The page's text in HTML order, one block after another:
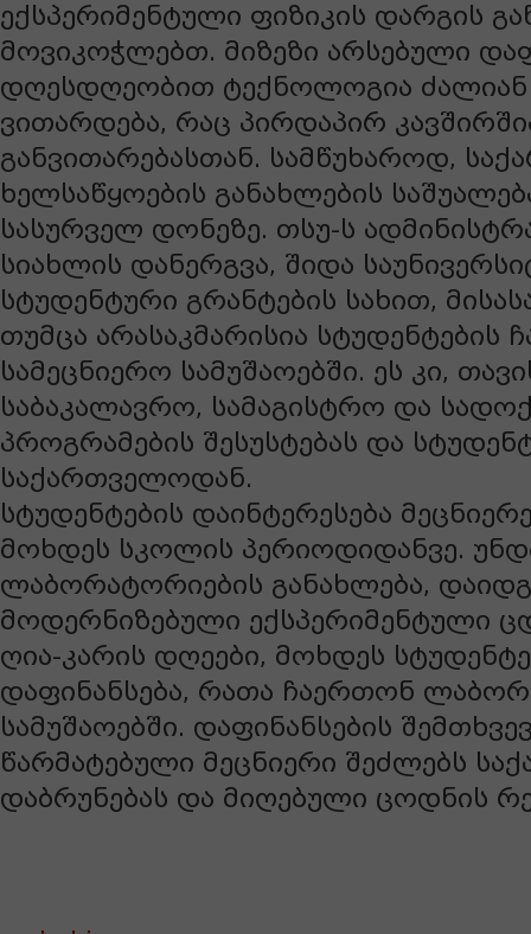
ექსპერიმენტული ფიზიკის დარგის
მოვიკოჭლებთ. მიზეზი არსებული
დღესდღეობით ტექნოლოგია
ვითარდება, რაც პირდაპირ
განვითარებასთან. სამწუხაროდ,
ხელსაწყოების განახლების
სასურველ დონეზე. თსუ-ს
სიახლის დანერგვა, შიდა
სტუდენტური გრანტების სახით,
თუმცა არასაკმარისია სტუდენტების
სამეცნიერო სამუშაოებში. ეს კი,
საბაკალავრო, სამაგისტრო და
პროგრამების შესუსტებას და
საქართველოდან.
სტუდენტების დაინტერესება
მოხდეს სკოლის პერიოდიდანვე.
ლაბორატორიების განახლება,
მოდერნიზებული ექსპერიმენტული
ღია-კარის დღეები, მოხდეს
დაფინანსება, რათა ჩაერთონ
სამუშაოებში. დაფინანსების
წარმატებული მეცნიერი შეძლებს
დაბრუნებას და მიღებული ცოდნის